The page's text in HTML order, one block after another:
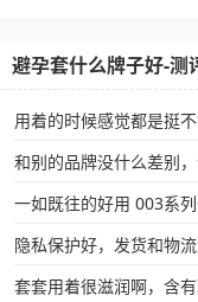
避孕套什么牌子好-测
用着的时候感觉都是挺
和别的品牌没什么差别
一如既往的好用 003系
隐私保护好，发货和物
套套用着很滋润啊，含